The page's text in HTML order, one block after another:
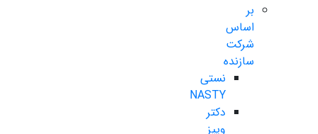
بر
اساس
شرکت
سازنده
نستی
NASTY
دکتر
ویپز